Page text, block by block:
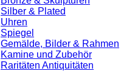
Silber & Plated
Uhren
Spiegel
Gemälde, Bilder & Rahmen
Kamine und Zubehör
Raritäten Antiquitäten